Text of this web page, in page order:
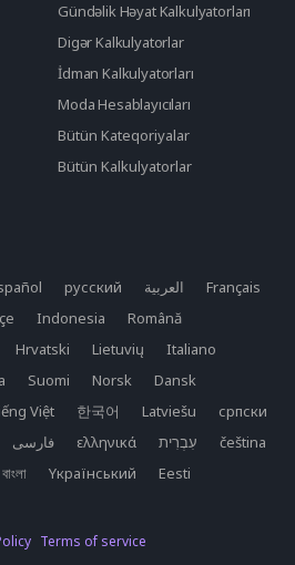
Gündəlik Həyat Kalkulyatorları
Digər Kalkulyatorlar
İdman Kalkulyatorları
Moda Hesablayıcıları
Bütün Kateqoriyalar
Bütün Kalkulyatorlar
русский العربية
Français
Indonesia
Română
Hrvatski Lietuvių
Italiano
Suomi Norsk
Dansk
Việt 한국어 Latviešu
српски
فارسی ελληνικά
čeština
বাংলা Yкраїнський Eesti
Terms of service